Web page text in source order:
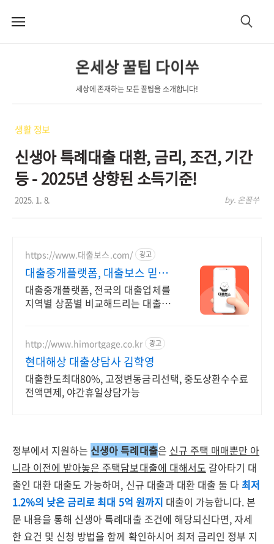
메
검
온세상 꿀팁 다이쑤
세상에 존재하는 모든 꿀팁을 소개합니다!
생활 정보
신생아 특례대출 대환, 금리, 조건, 기간
등 - 2025년 상향된 소득기준!
2025. 1. 8. by. 온꿀쑤
https://www.대출보스.com/ 광고
대출중개플랫폼, 대출보스 믿을
수 있는 대출업체 찾기!
대출중개플랫폼, 전국의 대출업체를
지역별 상품별 비교해드리는 대출중
에서 한 번에 찾아보세요.
http://www.himortgage.co.kr 광고
현대해상 대출상담사 김학영
대출한도최대80%, 고정변동금리선택, 중도상환수수료
전액면제, 야간휴일상담가능
정부에서 지원하는 신생아 특례대출은 신규 주택 매매뿐만 아
니라 이전에 받아놓은 주택담보대출에 대해서도 갈아타기 대
출인 대환 대출도 가능하며, 신규 대출과 대환 대출 둘 다 최저
1.2%의 낮은 금리로 최대 5억 원까지 대출이 가능합니다. 본
문 내용을 통해 신생아 특례대출 조건에 해당되신다면, 자세
한 요건 및 신청 방법을 함께 확인하시어 최저 금리인 정부 지